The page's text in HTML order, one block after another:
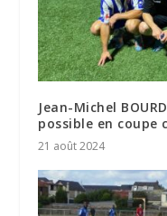
Jean-Michel
possible en coupe
21 août 2024